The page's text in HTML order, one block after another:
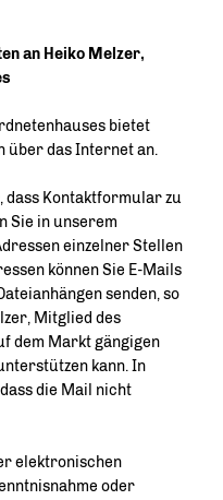
an Heiko Melzer,
bietet
über das Internet an.
dass Kontaktformular zu
Sie in unserem
einzelner Stellen
können Sie E-Mails
senden, so
Mitglied des
dem Markt gängigen
kann. In
die Mail nicht
elektronischen
oder